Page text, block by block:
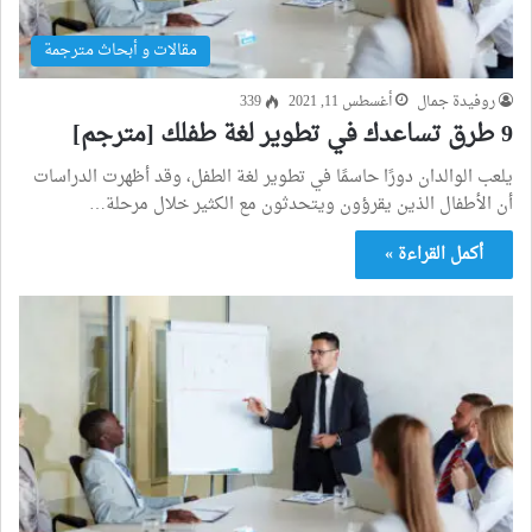
مقالات و أبحاث مترجمة
روفيدة جمال أغسطس 11, 2021 339
9 طرق تساعدك في تطوير لغة طفلك [مترجم]
يلعب الوالدان دورًا حاسمًا في تطوير لغة الطفل، وقد أظهرت الدراسات
أن الأطفال الذين يقرؤون ويتحدثون مع الكثير خلال مرحلة…
أكمل القراءة »